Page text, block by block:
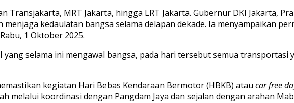
Transjakarta, MRT Jakarta, hingga LRT Jakarta. Gubernur DKI Jakarta,
kedaulatan bangsa selama delapan dekade. Ia menyampaikan
1 Oktober 2025.
selama ini mengawal bangsa, pada hari tersebut semua transportasi
kegiatan Hari Bebas Kendaraan Bermotor (HBKB) atau car free
melalui koordinasi dengan Pangdam Jaya dan sejalan dengan arahan